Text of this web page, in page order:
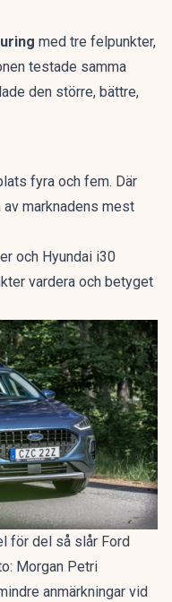
med tre felpunkter,
testade samma
den större, bättre,
fyra och fem. Där
marknadens mest
och Hyundai i30
vardera och betyget
för del så slår Ford
Morgan Petri
anmärkningar vid